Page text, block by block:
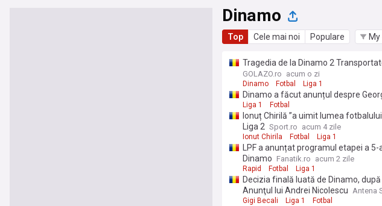
Dinamo
Top Cele mai noi Populare
Tragedia de la Dinamo 2
prețul cel mai mic, nu se verifică
GOLAZO.ro acum o zi
Dinamo Fotbal Liga 1
Dinamo a făcut anunțul despre
Liga 1 Fotbal
Ionuț Chirilă ”a uimit lumea
Liga 2 Sport.ro acum 4 zile
Ionut Chirila Fotbal Liga 1
LPF a anunțat programul etapei a
Dinamo Fanatik.ro acum 2 zile
Rapid Fotbal Liga 1
Decizia finală luată de Dinamo,
Anunţul lui Andrei Nicolescu Antena
Gigi Becali Liga 1 Fotbal